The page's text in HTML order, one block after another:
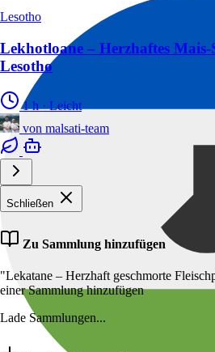
Lesotho
Lekhotloane – Herzhaftes
Lesotho
1 h ·Leicht
von malsati-team
Schließen
Zu Sammlung hinzufügen
"Lekatane – Herzhaft geschmorte
einer Sammlung hinzufügen
Lade Sammlungen...